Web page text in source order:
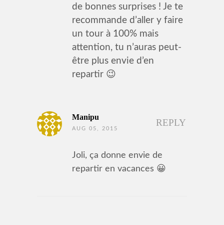
de bonnes surprises ! Je te
recommande d’aller y faire
un tour à 100% mais
attention, tu n’auras peut-
être plus envie d’en
repartir 😉
Manipu
AUG 05, 2015
REPLY
Joli, ça donne envie de
repartir en vacances 😀